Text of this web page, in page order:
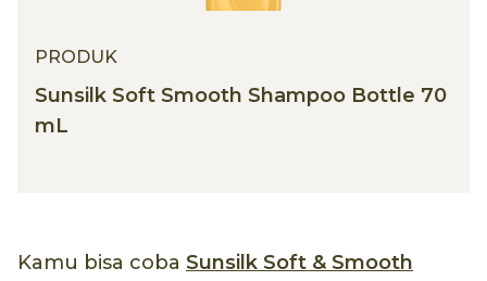
PRODUK
Sunsilk Soft Smooth Shampoo Bottle 70
mL
Kamu bisa coba Sunsilk Soft & Smooth